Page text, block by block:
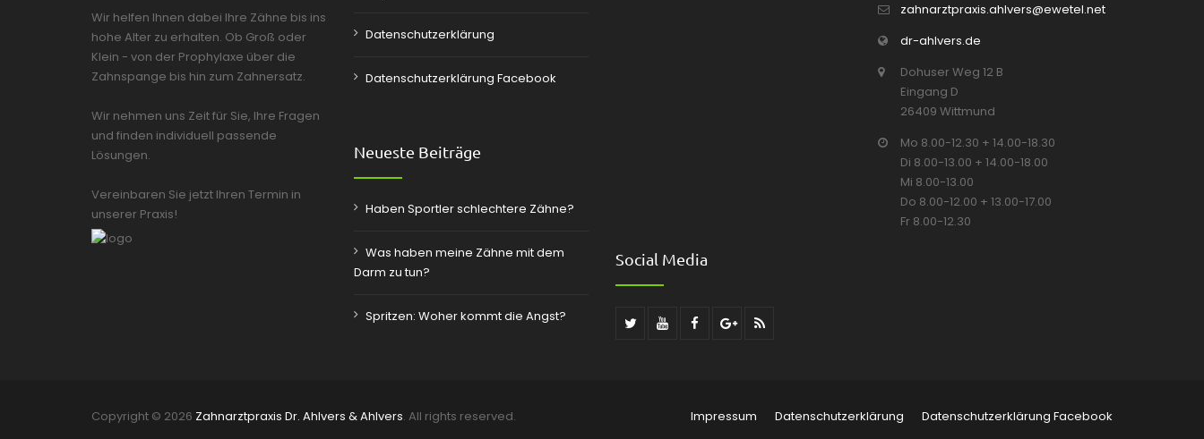
Wir helfen Ihnen dabei Ihre Zähne bis ins
hohe Alter zu erhalten. Ob Groß oder
Klein - von der Prophylaxe über die
Zahnspange bis hin zum Zahnersatz.
Wir nehmen uns Zeit für Sie, Ihre Fragen
und finden individuell passende
Lösungen.
Vereinbaren Sie jetzt Ihren Termin in
unserer Praxis!
Datenschutzerklärung
Datenschutzerklärung Facebook
Neueste Beiträge
Haben Sportler schlechtere Zähne?
Was haben meine Zähne mit dem
Darm zu tun?
Spritzen: Woher kommt die Angst?
Social Media
zahnarztpraxis.ahlvers@ewetel.net
dr-ahlvers.de
Dohuser Weg 12 B
Eingang D
26409 Wittmund
Mo 8.00-12.30 + 14.00-18.30
Di 8.00-13.00 + 14.00-18.00
Mi 8.00-13.00
Do 8.00-12.00 + 13.00-17.00
Fr 8.00-12.30
Copyright © 2026 Zahnarztpraxis Dr. Ahlvers & Ahlvers. All rights reserved. Impressum Datenschutzerklärung Datenschutzerklärung Facebook